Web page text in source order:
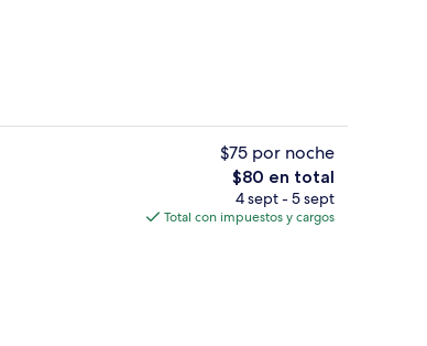
Caja de seguridad en la habitación,
$75 por noche
El
precio
total
$80 en total
4 sept - 5 sept
Total con impuestos y cargos